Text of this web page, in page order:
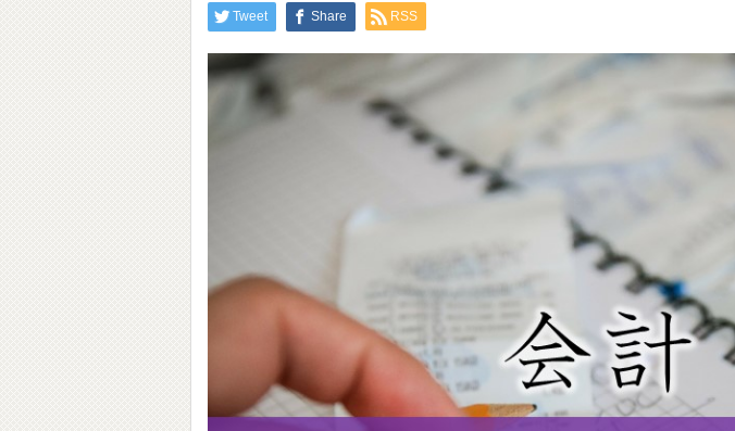
Tweet Share RSS